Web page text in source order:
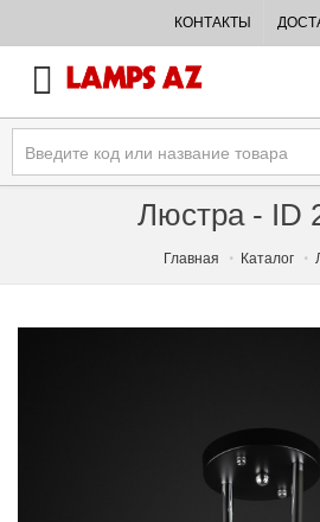
КОНТАКТЫ
Люстра - ID
Главная Каталог